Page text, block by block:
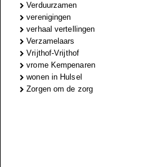
Verduurzamen
verenigingen
verhaal vertellingen
Verzamelaars
Vrijthof-Vrijthof
vrome Kempenaren
wonen in Hulsel
Zorgen om de zorg